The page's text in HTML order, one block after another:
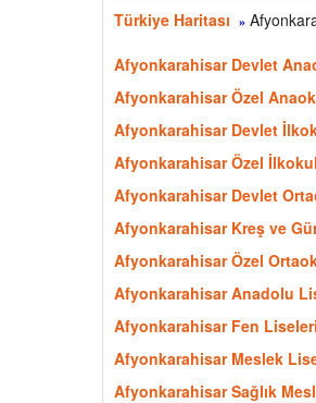
Türkiye Haritası »
Afyonkarahisar Devlet
Afyonkarahisar Özel
Afyonkarahisar Devlet
Afyonkarahisar Özel
Afyonkarahisar Devlet
Afyonkarahisar Kreş ve
Afyonkarahisar Özel
Afyonkarahisar Anadolu
Afyonkarahisar Fen
Afyonkarahisar Meslek
Afyonkarahisar Sağlık